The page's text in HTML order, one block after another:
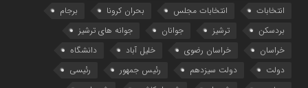
انتخابات
انتخابات مجلس بحران کرونا
برجام
بردسکن
ترشیز جوانان
جوانه های ترشیز
خراسان
خراسان رضوی خلیل آباد
دانشگاه
دولت
دولت سیزدهم رئیس جمهور
رئیسی